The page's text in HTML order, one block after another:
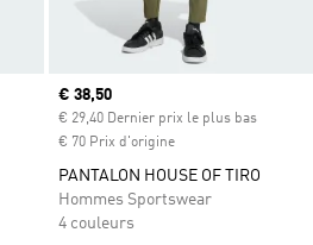
Prix actuel
€ 38,50
€ 29,40 Dernier prix le plus bas
€ 70 Prix d'origine
PANTALON HOUSE OF TIRO
Hommes Sportswear
4 couleurs